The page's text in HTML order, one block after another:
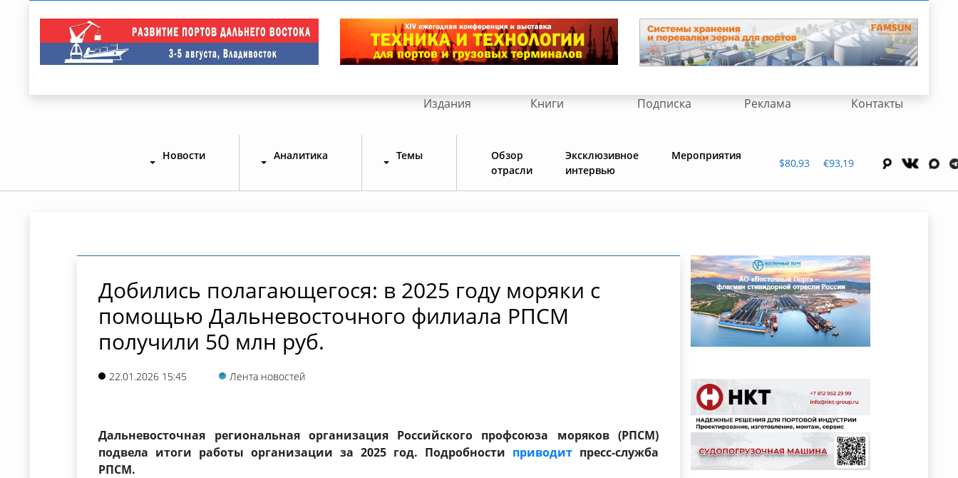
Издания Книги Подписка Реклама Контакты
Новости Аналитика Темы
Обзор
отрасли
Эксклюзивное
интервью
Мероприятия
$80,93 €93,19
Добились полагающегося: в 2025 году моряки с
помощью Дальневосточного филиала РПСМ
получили 50 млн руб.
22.01.2026 15:45 Лента новостей
Дальневосточная региональная организация Российского профсоюза моряков (РПСМ)
подвела итоги работы организации за 2025 год. Подробности приводитпресс-служба
РПСМ.